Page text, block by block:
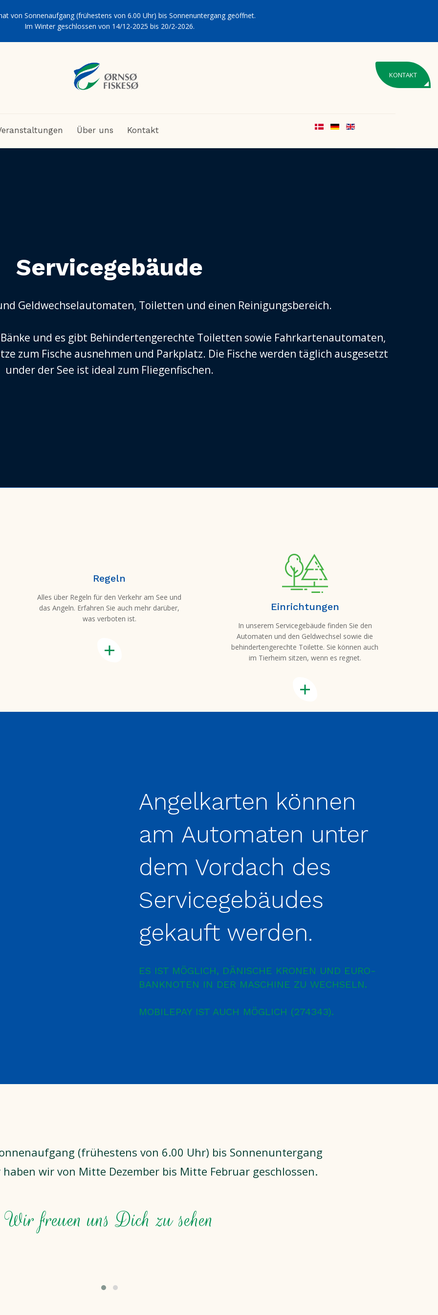
von Sonnenaufgang (frühestens von 6.00 Uhr) bis Sonnenuntergang geöffnet.
Im Winter geschlossen von 14/12-2025 bis 20/2-2026.
KONTAKT
Über uns Kontakt
Servicegebäude
Geldwechselautomaten, Toiletten und einen Reinigungsbereich.
und es gibt Behindertengerechte Toiletten sowie Fahrkartenautomaten,
zum Fische ausnehmen und Parkplatz. Die Fische werden täglich ausgesetzt
under der See ist ideal zum Fliegenfischen.
Regeln
Alles über Regeln für den Verkehr am See und
das Angeln. Erfahren Sie auch mehr darüber,
was verboten ist.
Einrichtungen
In unserem Servicegebäude finden Sie den
Automaten und den Geldwechsel sowie die
behindertengerechte Toilette. Sie können auch
im Tierheim sitzen, wenn es regnet.
Angelkarten können
am Automaten unter
dem Vordach des
Servicegebäudes
gekauft werden.
ES IST MÖGLICH, DÄNISCHE KRONEN UND EURO-
BANKNOTEN IN DER MASCHINE ZU WECHSELN.
MOBILEPAY IST AUCH MÖGLICH (274343).
(frühestens von 6.00 Uhr) bis Sonnenuntergang
wir von Mitte Dezember bis Mitte Februar geschlossen.
Wir freuen uns Dich zu sehen